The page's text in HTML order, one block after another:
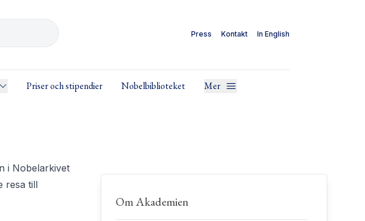
Press Kontakt In English
Priser och stipendier Nobelbiblioteket Mer
i Nobelarkivet
resa till
Om Akademien